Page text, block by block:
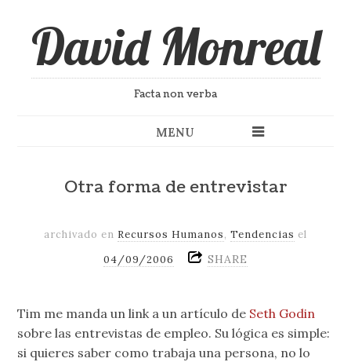
David Monreal
Facta non verba
MENU
Otra forma de entrevistar
archivado en Recursos Humanos, Tendencias el
04/09/2006
SHARE
Tim me manda un link a un artículo de Seth Godin
sobre las entrevistas de empleo. Su lógica es simple:
si quieres saber como trabaja una persona, no lo